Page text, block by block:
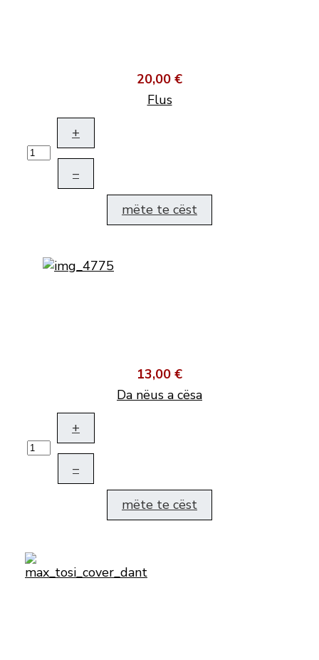
20,00 €
Flus
+
–
mëte te cëst
13,00 €
Da nëus a cësa
+
–
mëte te cëst